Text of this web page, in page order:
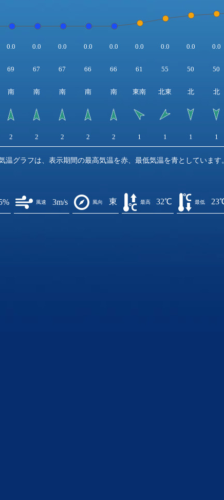
0.0 0.0 0.0 0.0 0.0 0.0 0.0 0.0 0.0
69 67 67 66 66 61 55 50 50
南 南 南 南 南 東南 北東 北 北
2 2 2 2 2 1 1 1 1
温グラフは、表示期間の最高気温を赤、最低気温を青としています
風速 3m/s 風向 東 最高 32℃ 最低